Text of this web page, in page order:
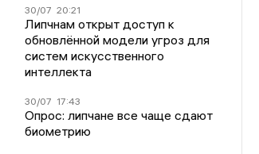
30/07 20:21
Липчнам открыт доступ к
обновлённой модели угроз для
систем искусственного
интеллекта
30/07 17:43
Опрос: липчане все чаще сдают
биометрию